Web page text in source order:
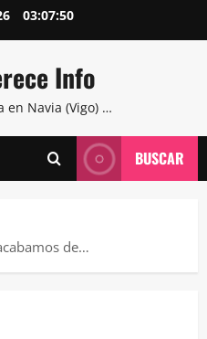
03:07:51
Info
en Navia (Vigo) …
BUSCAR
de…